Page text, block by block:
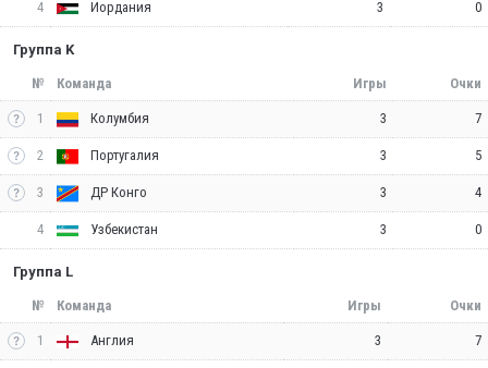
4 Иордания 3 0
Группа K
№ Команда Игры Очки
1 Колумбия 3 7
2 Португалия 3 5
3 ДР Конго 3 4
4 Узбекистан 3 0
Группа L
№ Команда Игры Очки
1 Англия 3 7